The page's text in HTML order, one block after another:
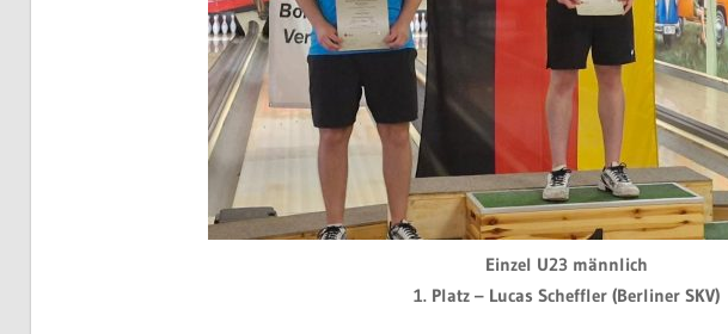
Einzel U23 männlich
1. Platz – Lucas Scheffler (Berliner SKV)